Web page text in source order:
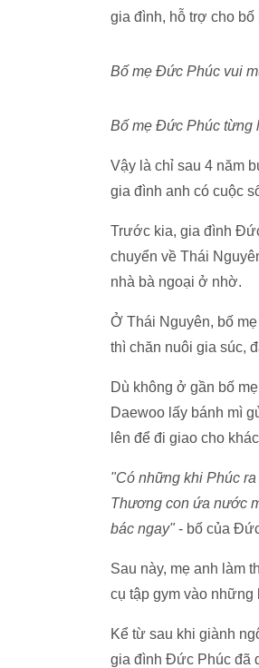
gia đình, hỗ trợ cho bố
Bố mẹ Đức Phúc vui
Bố mẹ Đức Phúc từng
Vậy là chỉ sau 4 năm
gia đình anh có cuộc
Trước kia, gia đình
chuyển về Thái
nhà bà ngoại ở nhờ.
Ở Thái Nguyên, bố
thì chăn nuôi gia súc,
Dù không ở gần bố
Daewoo lấy bánh mì
lên để đi giao cho
"Có những khi Phúc
Thương con ứa nước
bác ngay"- bố của
Sau này, mẹ anh làm
cụ tập gym vào những
Kể từ sau khi giành
gia đình Đức Phúc đã